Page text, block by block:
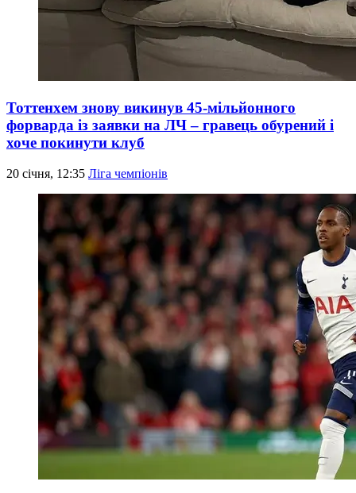
Тоттенхем знову викинув 45-мільйонного
форварда із заявки на ЛЧ – гравець обурений і
хоче покинути клуб
20 січня, 12:35 Ліга чемпіонів